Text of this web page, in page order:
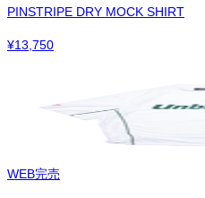
PINSTRIPE DRY MOCK SHIRT
¥13,750
WEB完売